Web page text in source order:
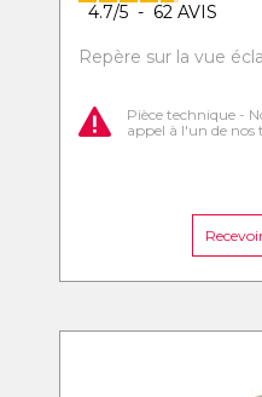
4.7/5 - 62 AVIS
Repère sur la vue
Pièce technique -
appel à l'un de nos